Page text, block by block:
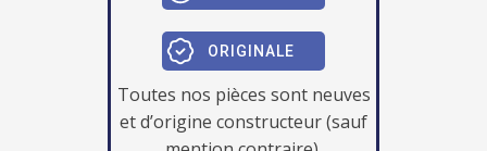
ORIGINALE
Toutes nos pièces sont neuves
et d’origine constructeur (sauf